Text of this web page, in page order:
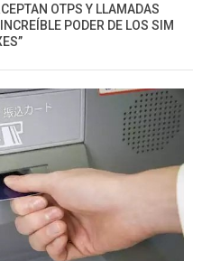
OTPS Y LLAMADAS
PODER DE LOS SIM